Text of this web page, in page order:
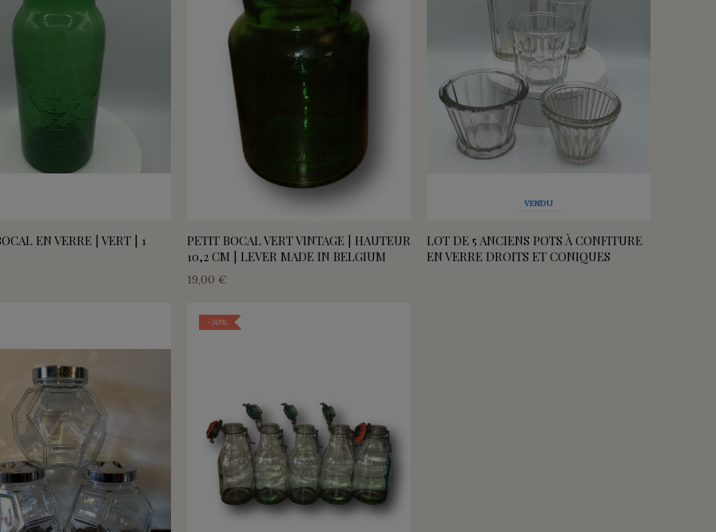
EN VERRE | VERT | 1
PETIT BOCAL VERT VINTAGE | HAUTEUR
10,2 CM | LEVER MADE IN BELGIUM
19,00 €
VENDU
LOT DE 5 ANCIENS POTS À CONFITURE
EN VERRE DROITS ET CONIQUES
-30%